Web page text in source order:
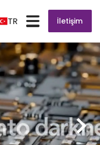
TR İletişim